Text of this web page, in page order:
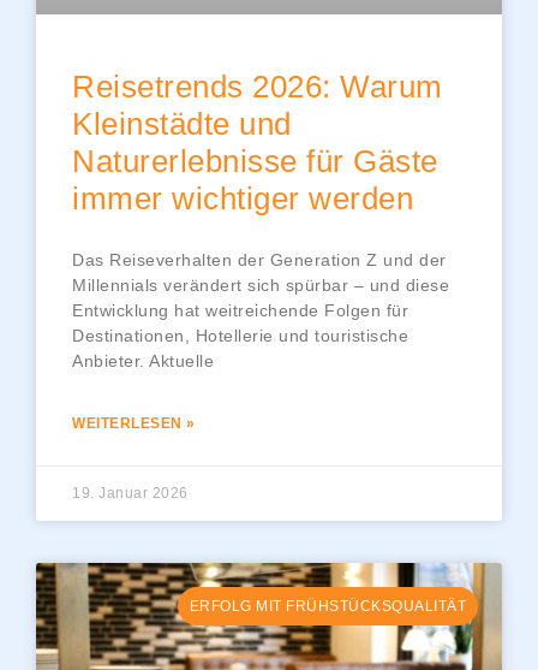
Reisetrends 2026: Warum
Kleinstädte und
Naturerlebnisse für Gäste
immer wichtiger werden
Das Reiseverhalten der Generation Z und der
Millennials verändert sich spürbar – und diese
Entwicklung hat weitreichende Folgen für
Destinationen, Hotellerie und touristische
Anbieter. Aktuelle
WEITERLESEN »
19. Januar 2026
ERFOLG MIT FRÜHSTÜCKSQUALITÄT